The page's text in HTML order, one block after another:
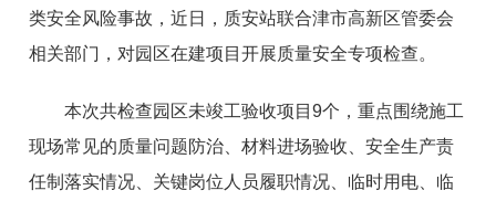
类安全风险事故，近日，质安站联合津市高新区管委会
相关部门，对园区在建项目开展质量安全专项检查。
本次共检查园区未竣工验收项目9个，重点围绕施工
现场常见的质量问题防治、材料进场验收、安全生产责
任制落实情况、关键岗位人员履职情况、临时用电、临